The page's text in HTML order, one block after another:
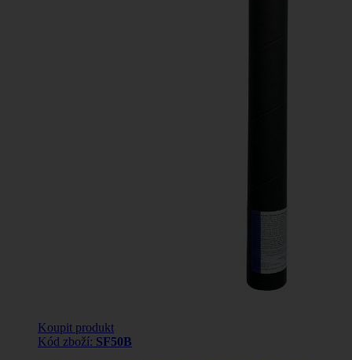
Koupit produkt
Kód zboží: SF50B